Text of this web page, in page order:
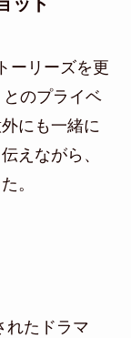
ーリーズを更
のプライベ
にも一緒に
えながら、
。
れたドラマ